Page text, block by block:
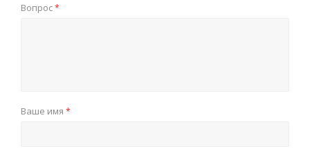
Вопрос*
Ваше имя *